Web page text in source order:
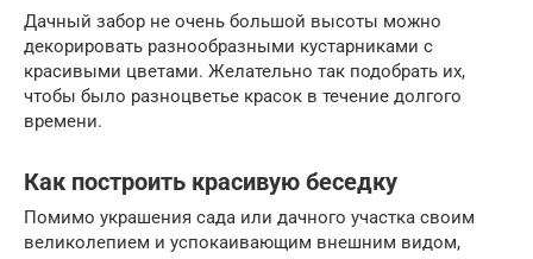
Дачный забор не очень большой высоты можно
декорировать разнообразными кустарниками с
красивыми цветами. Желательно так подобрать их,
чтобы было разноцветье красок в течение долгого
времени.
Как построить красивую беседку
Помимо украшения сада или дачного участка своим
великолепием и успокаивающим внешним видом,